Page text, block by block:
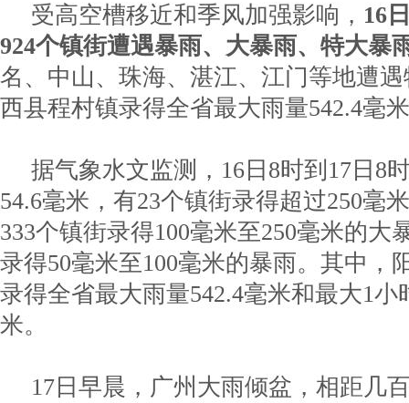
受高空槽移近和季风加强影响， 16
924个镇街遭遇暴雨、大暴雨、特大暴
名、中山、珠海、湛江、江门等地遭
西县程村镇录得全省最大雨量542.4毫
据气象水文监测，16日8时到17日8
54.6毫米，有23个镇街录得超过250毫
333个镇街录得100毫米至250毫米的大
录得50毫米至100毫米的暴雨。其中，
录得全省最大雨量542.4毫米和最大1小
米。
17日早晨，广州大雨倾盆，相距几